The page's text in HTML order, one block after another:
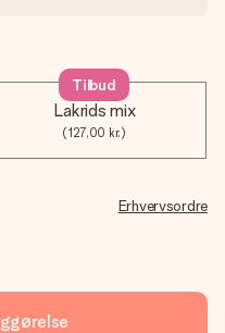
Lakrids mix
(127,00 kr.)
Tilbud
Erhvervsordre